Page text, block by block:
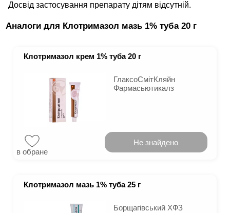
Досвід застосування препарату дітям відсутній.
Аналоги для Клотримазол мазь 1% туба 20 г
Клотримазол крем 1% туба 20 г
ГлаксоСмітКляйн
Фармасьютикалз
в обране
Не знайдено
Клотримазол мазь 1% туба 25 г
Борщагівський ХФЗ